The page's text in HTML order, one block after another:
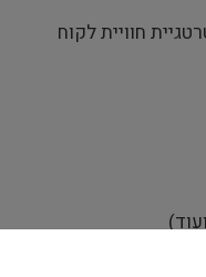
חוויית לקוח